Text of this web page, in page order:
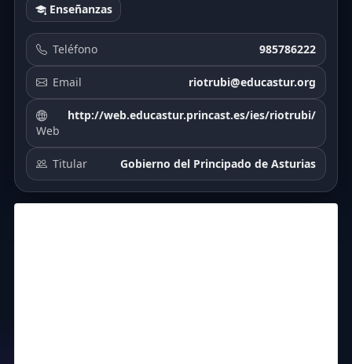
Enseñanzas
Teléfono 985786222
Email riotrubi@educastur.org
Web
http://web.educastur.princast.es/ies/riotrubi/
Titular Gobierno del Principado de Asturias